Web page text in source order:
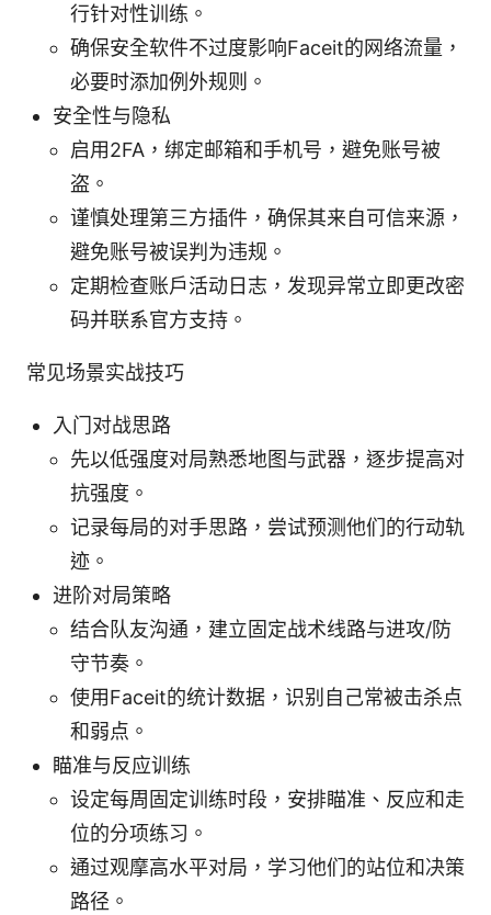
行针对性训练。
确保安全软件不过度影响Faceit的网络流量，
必要时添加例外规则。
安全性与隐私
启用2FA，绑定邮箱和手机号，避免账号被
盗。
谨慎处理第三方插件，确保其来自可信来源，
避免账号被误判为违规。
定期检查账户活动日志，发现异常立即更改密
码并联系官方支持。
常见场景实战技巧
入门对战思路
先以低强度对局熟悉地图与武器，逐步提高对
抗强度。
记录每局的对手思路，尝试预测他们的行动轨
迹。
进阶对局策略
结合队友沟通，建立固定战术线路与进攻/防
守节奏。
使用Faceit的统计数据，识别自己常被击杀点
和弱点。
瞄准与反应训练
设定每周固定训练时段，安排瞄准、反应和走
位的分项练习。
通过观摩高水平对局，学习他们的站位和决策
路径。